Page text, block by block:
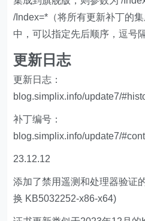
/Index=*（将所有更新补丁的
中，可以指定先后顺序，逗号
更新日志
更新日志：
blog.simplix.info/update7/
补丁编号：
blog.simplix.info/update7/
23.12.12
添加了禁用遥测和处理器验证
换 KB5032252-x86-x64)